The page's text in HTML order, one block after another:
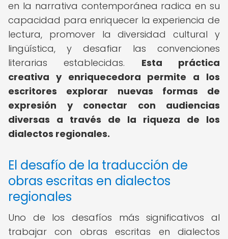
en la narrativa contemporánea radica en su
capacidad para enriquecer la experiencia de
lectura, promover la diversidad cultural y
lingüística, y desafiar las convenciones
literarias establecidas. Esta práctica
creativa y enriquecedora permite a los
escritores explorar nuevas formas de
expresión y conectar con audiencias
diversas a través de la riqueza de los
dialectos regionales.
El desafío de la traducción de
obras escritas en dialectos
regionales
Uno de los desafíos más significativos al
trabajar con obras escritas en dialectos